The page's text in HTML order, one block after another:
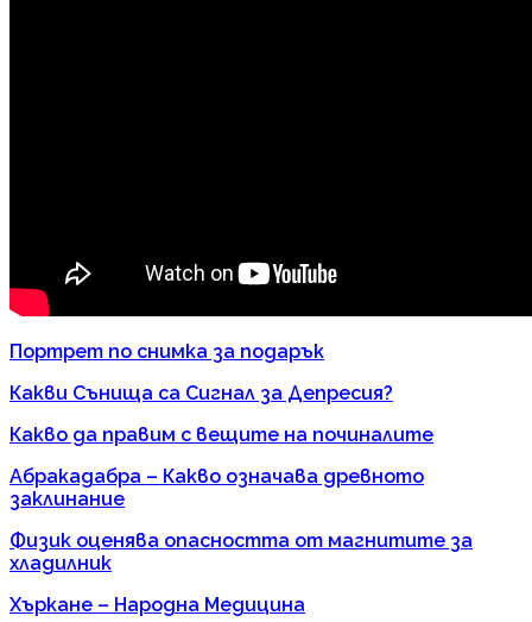
Портрет по снимка за подарък
Какви Сънища са Сигнал за Депресия?
Какво да правим с вещите на починалите
Абракадабра – Какво означава древното
заклинание
Физик оценява опасността от магнитите за
хладилник
Хъркане – Народна Медицина